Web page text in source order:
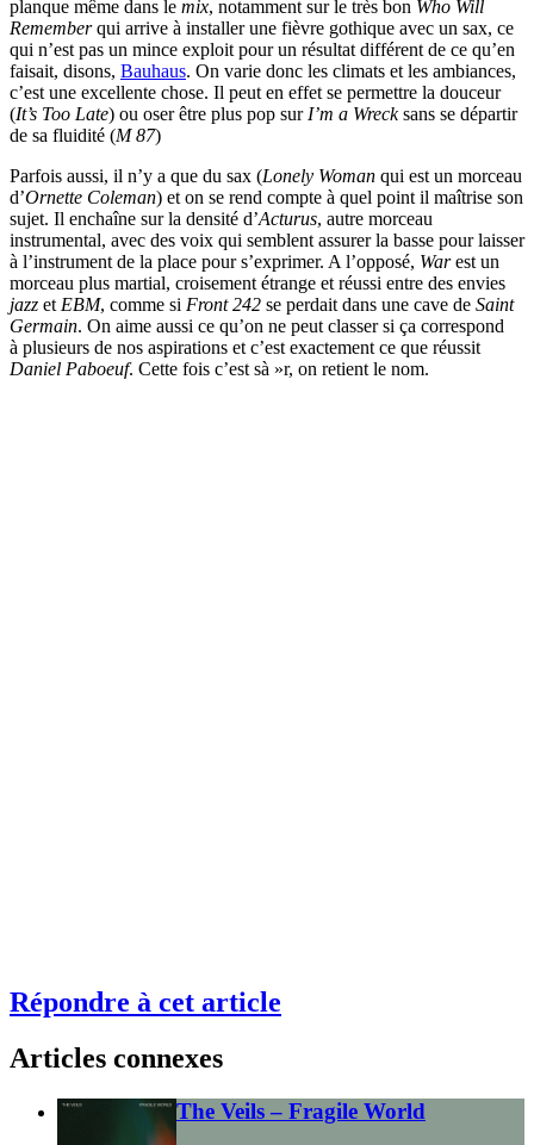
planque même dans le mix, notamment sur le très bon Who Will
Rememberqui arrive à installer une fièvre gothique avec un sax, ce
qui n’est pas un mince exploit pour un résultat différent de ce qu’en
faisait, disons, Bauhaus. On varie donc les climats et les ambiances,
c’est une excellente chose. Il peut en effet se permettre la douceur
(It’s Too Late) ou oser être plus pop sur I’m a Wrecksans se départir
de sa fluidité (M 87)
Parfois aussi, il n’y a que du sax (Lonely Woman qui est un morceau
d’Ornette Coleman) et on se rend compte à quel point il maîtrise son
sujet. Il enchaîne sur la densité d’Acturus, autre morceau
instrumental, avec des voix qui semblent assurer la basse pour laisser
à l’instrument de la place pour s’exprimer. A l’opposé, Warest un
morceau plus martial, croisement étrange et réussi entre des envies
jazz et EBM, comme si Front 242 se perdait dans une cave de Saint
Germain. On aime aussi ce qu’on ne peut classer si ça correspond
à plusieurs de nos aspirations et c’est exactement ce que réussit
Daniel Paboeuf. Cette fois c’est sà »r, on retient le nom.
Répondre à cet article
Articles connexes
The Veils – Fragile World